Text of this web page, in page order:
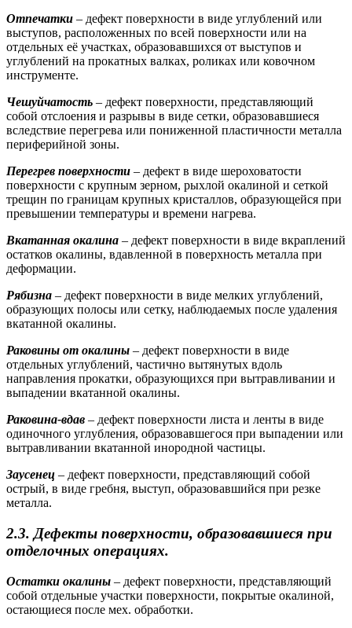
Отпечатки – дефект поверхности в виде углублений или
выступов, расположенных по всей поверхности или на
отдельных её участках, образовавшихся от выступов и
углублений на прокатных валках, роликах или ковочном
инструменте.
Чешуйчатость – дефект поверхности, представляющий
собой отслоения и разрывы в виде сетки, образовавшиеся
вследствие перегрева или пониженной пластичности металла
периферийной зоны.
Перегрев поверхности – дефект в виде шероховатости
поверхности с крупным зерном, рыхлой окалиной и сеткой
трещин по границам крупных кристаллов, образующейся при
превышении температуры и времени нагрева.
Вкатанная окалина – дефект поверхности в виде вкраплений
остатков окалины, вдавленной в поверхность металла при
деформации.
Рябизна – дефект поверхности в виде мелких углублений,
образующих полосы или сетку, наблюдаемых после удаления
вкатанной окалины.
Раковины от окалины – дефект поверхности в виде
отдельных углублений, частично вытянутых вдоль
направления прокатки, образующихся при вытравливании и
выпадении вкатанной окалины.
Раковина-вдав – дефект поверхности листа и ленты в виде
одиночного углубления, образовавшегося при выпадении или
вытравливании вкатанной инородной частицы.
Заусенец – дефект поверхности, представляющий собой
острый, в виде гребня, выступ, образовавшийся при резке
металла.
2.3. Дефекты поверхности, образовавшиеся при
отделочных операциях.
Остатки окалины – дефект поверхности, представляющий
собой отдельные участки поверхности, покрытые окалиной,
остающиеся после мех. обработки.